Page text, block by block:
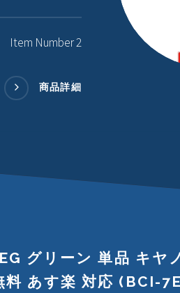
Item Number 2
商品詳細
グリーン 単品 キヤ
料 あす楽 対応 (BCI-